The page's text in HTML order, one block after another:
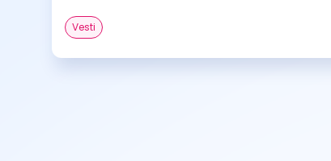
Vesti